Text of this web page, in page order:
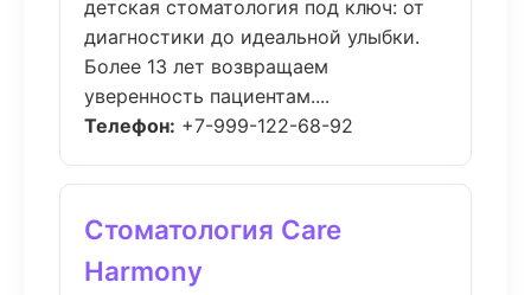
детская стоматология под ключ: от
диагностики до идеальной улыбки.
Более 13 лет возвращаем
уверенность пациентам....
Телефон: +7-999-122-68-92
Стоматология Care
Harmony